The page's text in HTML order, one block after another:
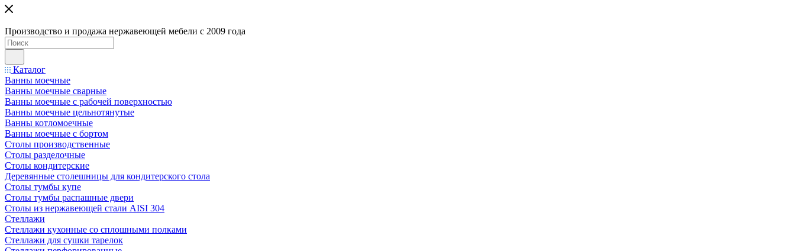
Производство и продажа нержавеющей мебели с 2009 года
Каталог
Ванны моечные
Ванны моечные сварные
Ванны моечные с рабочей поверхностью
Ванны моечные цельнотянутые
Ванны котломоечные
Ванны моечные с бортом
Столы производственные
Столы разделочные
Столы кондитерские
Деревянные столешницы для кондитерского стола
Столы тумбы купе
Столы тумбы распашные двери
Столы из нержавеющей стали AISI 304
Стеллажи
Стеллажи кухонные со сплошными полками
Стеллажи для сушки тарелок